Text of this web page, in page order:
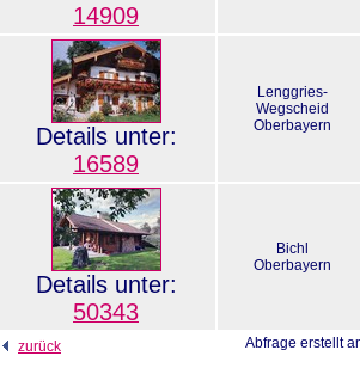
14909
Details unter:
16589
Lenggries-
Wegscheid
Oberbayern
Details unter:
50343
Bichl
Oberbayern
zurück Abfrage erstellt